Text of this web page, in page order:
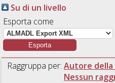
Su di un livello
Esporta come
Raggruppa per: Autore della
Nessun